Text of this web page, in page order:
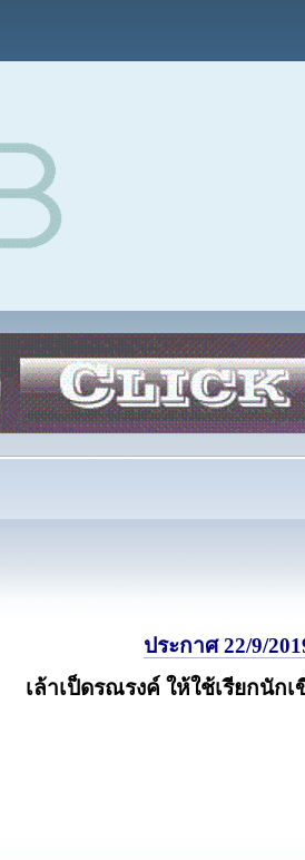
ประกาศ 22/9/
เล้าเป็ดรณรงค์ ให้ใช้เรียกนัก